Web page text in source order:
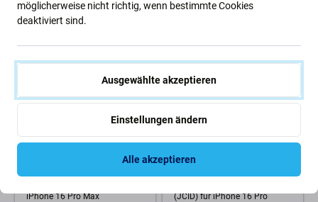
iPhone 16 Pro Max
JC
(JCID) für iPhone 16 Pro
möglicherweise nicht richtig, wenn bestimmte Cookies
deaktiviert sind.
Ausgewählte akzeptieren
Einstellungen ändern
Alle akzeptieren